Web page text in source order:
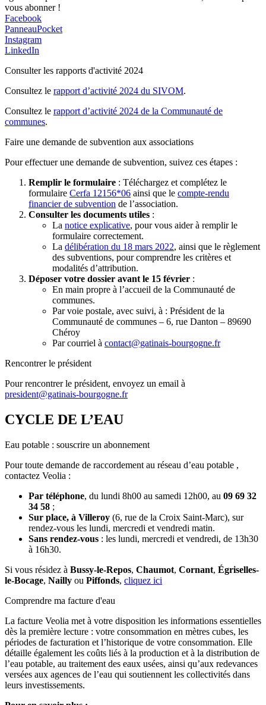
vous abonner !
Facebook
PanneauPocket
Instagram
LinkedIn
Consulter les rapports d'activité 2024
Consultez le rapport d’activité 2024 du SIVOM.
Consultez le rapport d’activité 2024 de la Communauté de
communes.
Faire une demande de subvention aux associations
Pour effectuer une demande de subvention, suivez ces étapes :
Remplir le formulaire : Téléchargez et complétez le
formulaire Cerfa 12156*06 ainsi que le compte-rendu
financier de subvention de l’association.
Consulter les documents utiles :
La notice explicative, pour vous aider à remplir le
formulaire correctement.
La délibération du 18 mars 2022, ainsi que le règlement
des subventions, pour comprendre les critères et
modalités d’attribution.
Déposer votre dossier avant le 15 février :
En main propre à l’accueil de la Communauté de
communes.
Par voie postale, avec suivi, à : Président de la
Communauté de communes – 6, rue Danton – 89690
Chéroy
Par courriel à contact@gatinais-bourgogne.fr
Rencontrer le président
Pour rencontrer le président, envoyez un email à
president@gatinais-bourgogne.fr
CYCLE DE L’EAU
Eau potable : souscrire un abonnement
Pour toute demande de raccordement au réseau d’eau potable ,
contactez Veolia :
Par téléphone, du lundi 8h00 au samedi 12h00, au 09 69 32
34 58 ;
Sur place, à Villeroy (6, rue de la Croix Saint-Marc), sur
rendez-vous les lundi, mercredi et vendredi matin.
Sans rendez-vous : les lundi, mercredi et vendredi, de 13h30
à 16h30.
Si vous résidez à Bussy-le-Repos, Chaumot, Cornant, Égriselles-
le-Bocage, Nailly ou Piffonds, cliquez ici
Comprendre ma facture d'eau
La facture Veolia met à votre disposition les informations essentielles
dès la première lecture : votre consommation en mètres cubes, les
périodes de facturation et l’historique de votre consommation. Elle
détaille également les coûts liés à la production et à la distribution de
l’eau potable, au traitement des eaux usées, ainsi qu’aux redevances
versées aux agences de l’eau qui soutiennent les collectivités dans
leurs investissements.